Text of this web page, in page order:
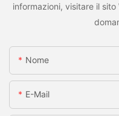
informazioni, visitare il
Nome
E-Mail